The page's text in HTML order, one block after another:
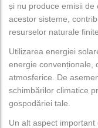
și nu produce emisii de
acestor sisteme,
resurselor naturale
Utilizarea energiei
energie convenționale,
atmosferice. De
schimbărilor climatice
gospodăriei tale.
Un alt aspect